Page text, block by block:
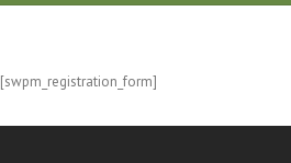
[swpm_registration_form]